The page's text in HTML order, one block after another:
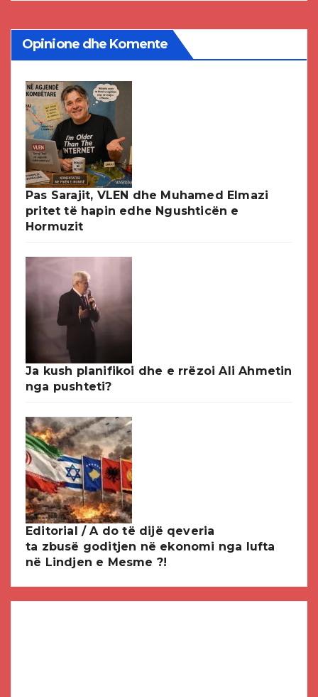
Opinione dhe Komente
Pas Sarajit, VLEN dhe Muhamed Elmazi
pritet të hapin edhe Ngushticën e
Hormuzit
Ja kush planifikoi dhe e rrëzoi Ali Ahmetin
nga pushteti?
Editorial / A do të dijë qeveria
ta zbusë goditjen në ekonomi nga lufta
në Lindjen e Mesme ?!